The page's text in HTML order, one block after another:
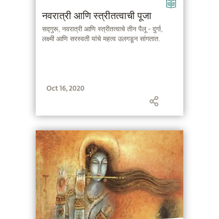
नवरात्री आणि स्त्रीतत्वाची पूजा
सद्गुरू, नवरात्री आणि स्त्रीतत्वाचे तीन पैलू - दुर्गा,
लक्ष्मी आणि सरस्वती यांचे महत्व उलगडून सांगतात.
Oct 16, 2020